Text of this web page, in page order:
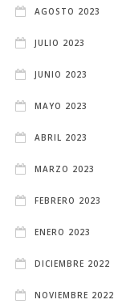
AGOSTO 2023
JULIO 2023
JUNIO 2023
MAYO 2023
ABRIL 2023
MARZO 2023
FEBRERO 2023
ENERO 2023
DICIEMBRE 2022
NOVIEMBRE 2022